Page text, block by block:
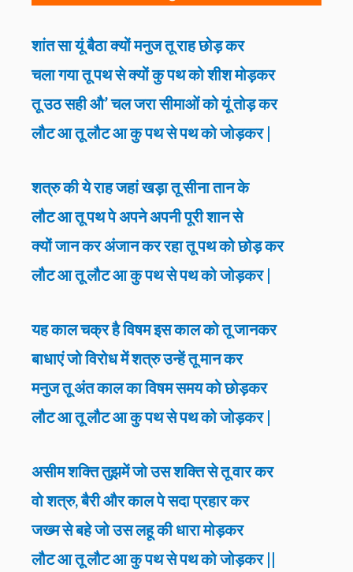
शांत सा यूं बैठा क्यों मनुज तू राह छोड़ कर
चला गया तू पथ से क्यों कु पथ को शीश मोड़कर
तू उठ सही औ’ चल जरा सीमाओं को यूं तोड़ कर
लौट आ तू लौट आ कु पथ से पथ को जोड़कर |
शत्रु की ये राह जहां खड़ा तू सीना तान के
लौट आ तू पथ पे अपने अपनी पूरी शान से
क्यों जान कर अंजान कर रहा तू पथ को छोड़ कर
लौट आ तू लौट आ कु पथ से पथ को जोड़कर |
यह काल चक्र है विषम इस काल को तू जानकर
बाधाएं जो विरोध में शत्रु उन्हें तू मान कर
मनुज तू अंत काल का विषम समय को छोड़कर
लौट आ तू लौट आ कु पथ से पथ को जोड़कर |
असीम शक्ति तुझमें जो उस शक्ति से तू वार कर
वो शत्रु, बैरी और काल पे सदा प्रहार कर
जख्म से बहे जो उस लहू की धारा मोड़कर
लौट आ तू लौट आ कु पथ से पथ को जोड़कर ||